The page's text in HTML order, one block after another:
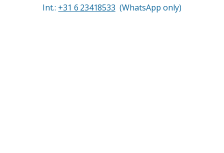
Int.: +31 6 23418533 (WhatsApp only)